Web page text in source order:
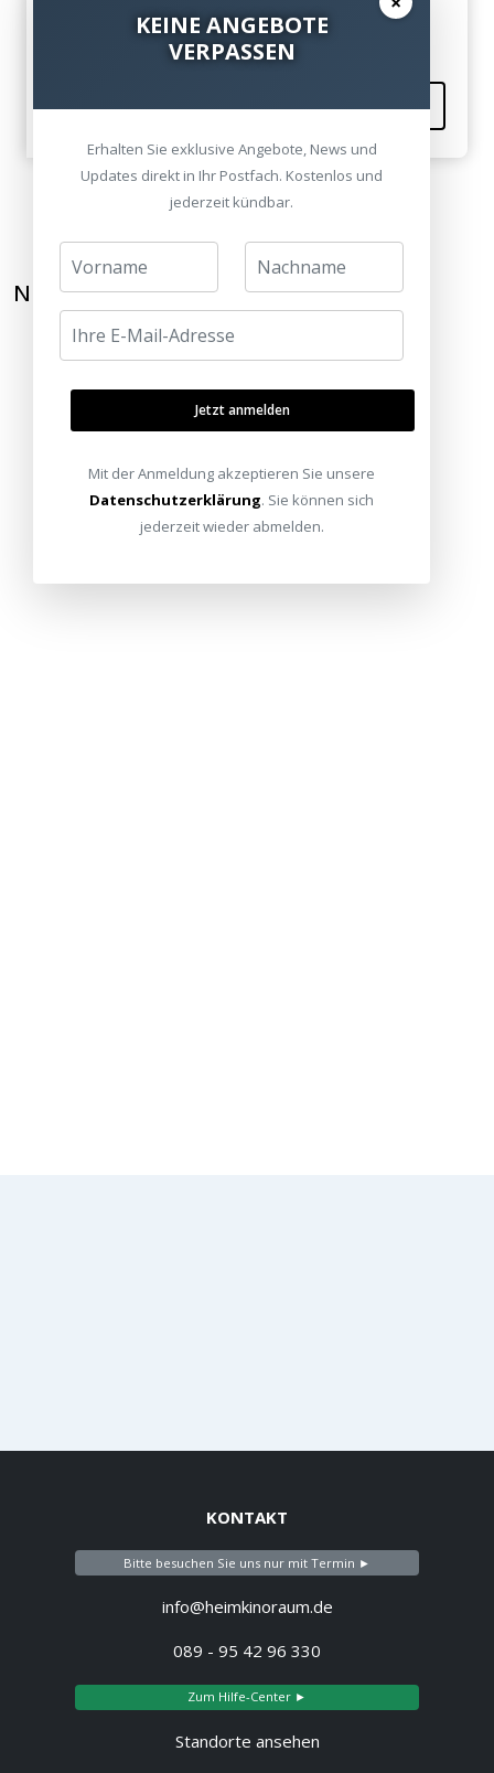
Vielen Dank für die Hilfe...
Kommentieren
NEWSLETTER ABONNIEREN
KONTAKT
Bitte besuchen Sie uns nur mit Termin ►
info@heimkinoraum.de
089 - 95 42 96 330
Zum Hilfe-Center ►
Standorte ansehen
KEINE ANGEBOTE
VERPASSEN
Erhalten Sie exklusive Angebote, News und
Updates direkt in Ihr Postfach. Kostenlos und
jederzeit kündbar.
Jetzt anmelden
Mit der Anmeldung akzeptieren Sie unsere
Datenschutzerklärung. Sie können sich
jederzeit wieder abmelden.